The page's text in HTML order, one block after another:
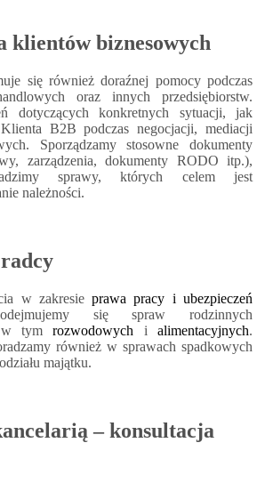
klientów biznesowych
się również doraźnej pomocy podczas
oraz innych przedsiębiorstw.
dotyczących konkretnych sytuacji, jak
B2B podczas negocjacji, mediacji
Sporządzamy stosowne dokumenty
zarządzenia, dokumenty RODO itp.),
sprawy, których celem jest
należności.
w zakresieprawa pracy i ubezpieczeń
się spraw rodzinnych
w tymrozwodowych ialimentacyjnych.
również w sprawach spadkowych
majątku.
– konsultacja